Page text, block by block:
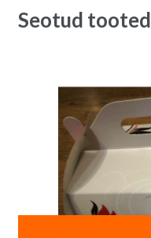
Seotud tooted